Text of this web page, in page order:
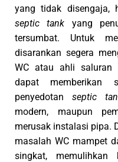
yang tidak disengaja,
septic tank yang
tersumbat. Untuk
disarankan segera
WC atau ahli saluran
dapat memberikan
penyedotan septic
modern, maupun
merusak instalasi pipa.
masalah WC mampet
singkat, memulihkan